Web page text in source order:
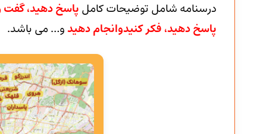
درسنامه شامل توضیحات کامل پاسخ دهید، گفت
پاسخ دهید، فکر کنیدوانجام دهیدو… می باشد.